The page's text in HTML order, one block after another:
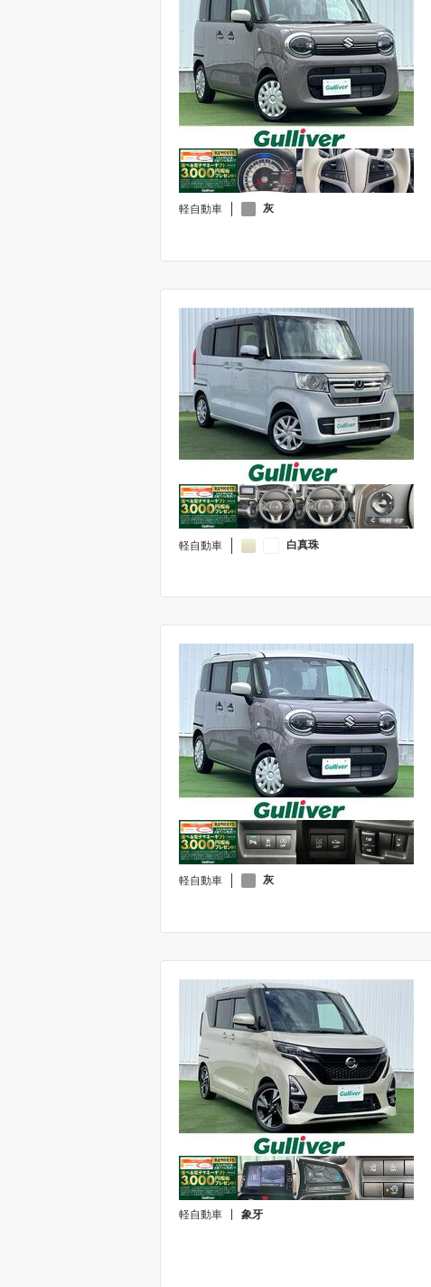
軽自動車 灰
軽自動車 白真珠
軽自動車 灰
軽自動車 象牙